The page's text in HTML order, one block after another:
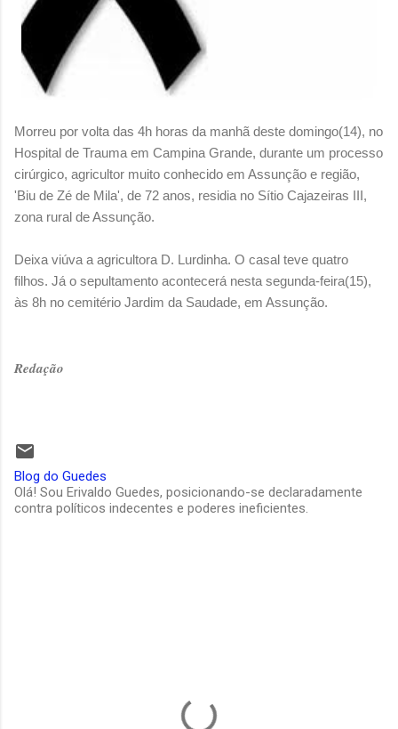
Morreu por volta das 4h horas da manhã deste domingo(14), no
Hospital de Trauma em Campina Grande, durante um processo
cirúrgico, agricultor muito conhecido em Assunção e região,
'Biu de Zé de Mila', de 72 anos, residia no Sítio Cajazeiras III,
zona rural de Assunção.
Deixa viúva a agricultora D. Lurdinha. O casal teve quatro
filhos. Já o sepultamento acontecerá nesta segunda-feira(15),
às 8h no cemitério Jardim da Saudade, em Assunção.
Redação
Blog do Guedes
Olá! Sou Erivaldo Guedes, posicionando-se declaradamente
contra políticos indecentes e poderes ineficientes.